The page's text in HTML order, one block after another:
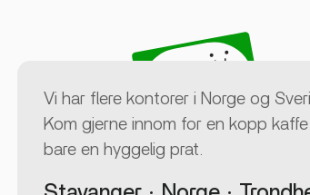
Vi har flere kontorer i Norge og
Kom gjerne innom for en kopp kaffe
bare en hyggelig prat.